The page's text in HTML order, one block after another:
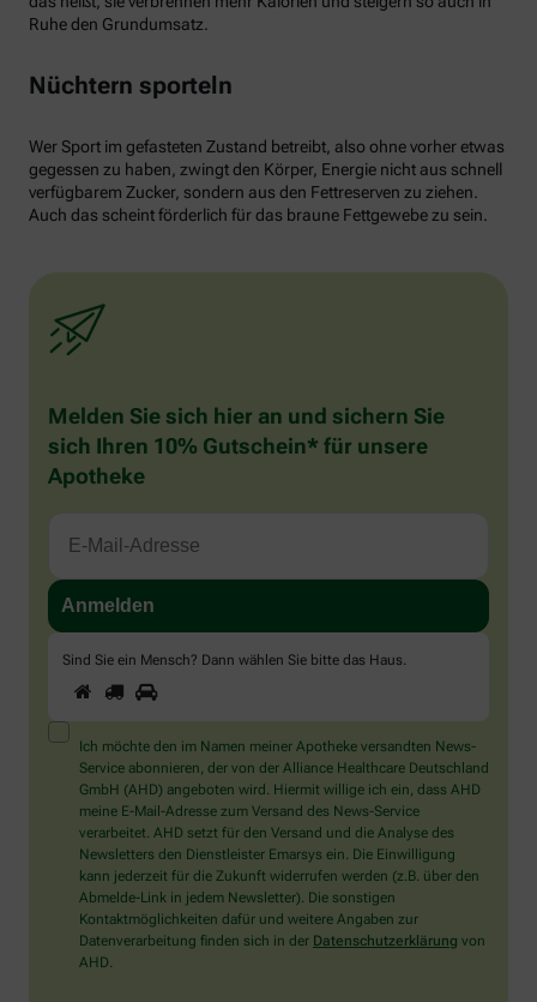
Ruhe den Grundumsatz.
Nüchtern sporteln
Wer Sport im gefasteten Zustand betreibt, also ohne vorher etwas
gegessen zu haben, zwingt den Körper, Energie nicht aus schnell
verfügbarem Zucker, sondern aus den Fettreserven zu ziehen.
Auch das scheint förderlich für das braune Fettgewebe zu sein.
Melden Sie sich hier an und sichern Sie
sich Ihren 10% Gutschein* für unsere
Apotheke
Sind Sie ein Mensch? Dann wählen Sie bitte das Haus
Sie
ein
Mensch?
Dann
wählen
Sie
bitte
das
Haus.
1 2
Ich möchte den im Namen meiner Apotheke versandten News-
Service abonnieren, der von der Alliance Healthcare Deutschland
GmbH (AHD) angeboten wird. Hiermit willige ich ein, dass AHD
meine E-Mail-Adresse zum Versand des News-Service
verarbeitet. AHD setzt für den Versand und die Analyse des
Newsletters den Dienstleister Emarsys ein. Die Einwilligung
kann jederzeit für die Zukunft widerrufen werden (z.B. über den
Abmelde-Link in jedem Newsletter). Die sonstigen
Kontaktmöglichkeiten dafür und weitere Angaben zur
Datenverarbeitung finden sich in der Datenschutzerklärung von
AHD.